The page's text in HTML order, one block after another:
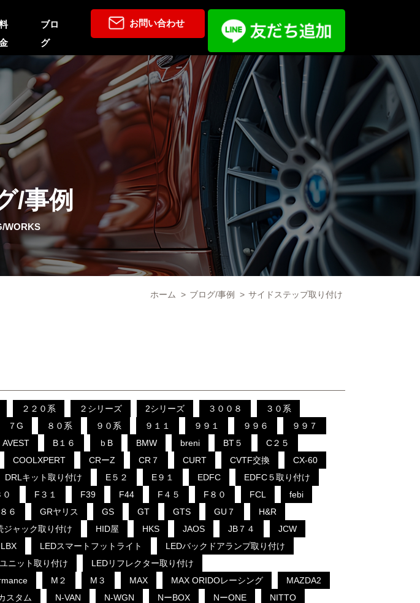
ブロ
グ
お問い合わせ
/事例
WORKS
ホーム > ブログ/事例 > サイドステップ取り付け
２２０系 ２シリーズ 2シリーズ ３００８
３０系
７G ８０系 ９０系 ９１１ ９９１ ９９６
９９７
AVEST B１６ ｂB BMW breni BT５
C２５
COOLXPERT CRーZ CR７ CURT CVTF交換
CX-60
DRLキット取り付け E５２ E９１ EDFC
EDFC５取り付け
F３１ F39 F44 F４５ F８０ FCL
febi
６ GRヤリス GS GT GTS GU７
H&R
ジャック取り付け HID屋 HKS JAOS JB７４
JCW
LBX LEDスマートフットライト
LEDバックドアランプ取り付け
ニット取り付け
LEDリフレクター取り付け
M２ M３ MAX MAX ORIDOレーシング
MAZDA2
スタム N-VAN N-WGN NーBOX NーONE
NITTO